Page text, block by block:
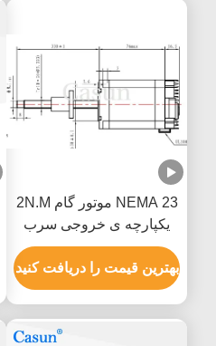
NEMA 23 موتور گام 2N.M
یکپارچه ی خروجی سرب
بهترین قیمت را دریافت کنید